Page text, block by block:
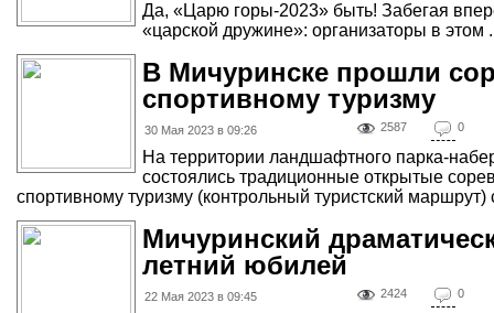
Да, «Царю горы-2023» быть! Забегая
«царской дружине»: организаторы в этом
В Мичуринске прошли
спортивному туризму
30 Мая 2023 в 09:26 2587 0
На территории ландшафтного парка-
состоялись традиционные открытые
спортивному туризму (контрольный туристский
Мичуринский
летний юбилей
22 Мая 2023 в 09:45 2424 0